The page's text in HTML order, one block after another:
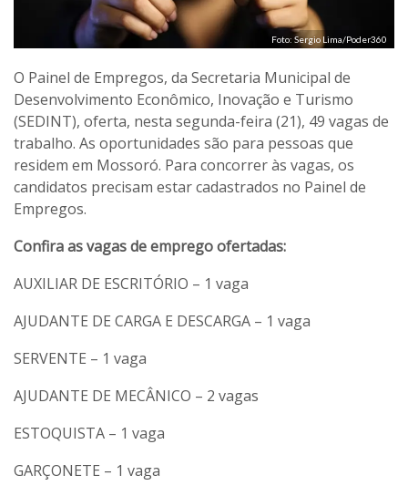
Foto: Sergio Lima/Poder360
O Painel de Empregos, da Secretaria Municipal de
Desenvolvimento Econômico, Inovação e Turismo
(SEDINT), oferta, nesta segunda-feira (21), 49 vagas de
trabalho. As oportunidades são para pessoas que
residem em Mossoró. Para concorrer às vagas, os
candidatos precisam estar cadastrados no Painel de
Empregos.
Confira as vagas de emprego ofertadas:
AUXILIAR DE ESCRITÓRIO – 1 vaga
AJUDANTE DE CARGA E DESCARGA – 1 vaga
SERVENTE – 1 vaga
AJUDANTE DE MECÂNICO – 2 vagas
ESTOQUISTA – 1 vaga
GARÇONETE – 1 vaga